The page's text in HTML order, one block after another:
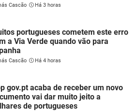
Cascão Há 3 horas
portugueses cometem este erro
a Via Verde quando vão para
Cascão Há 4 horas
gov.pt acaba de receber um novo
vai dar muito jeito a
de portugueses